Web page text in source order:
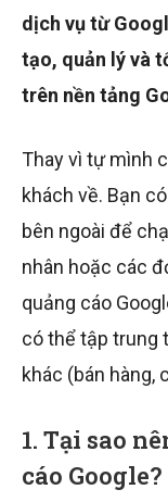
dịch vụ từ
tạo, quản lý và
trên nền tảng
Thay vì tự mình
khách về. Bạn
bên ngoài để
nhân hoặc các
quảng cáo
có thể tập trung
khác (bán hàng,
1. Tại sao
cáo Google?